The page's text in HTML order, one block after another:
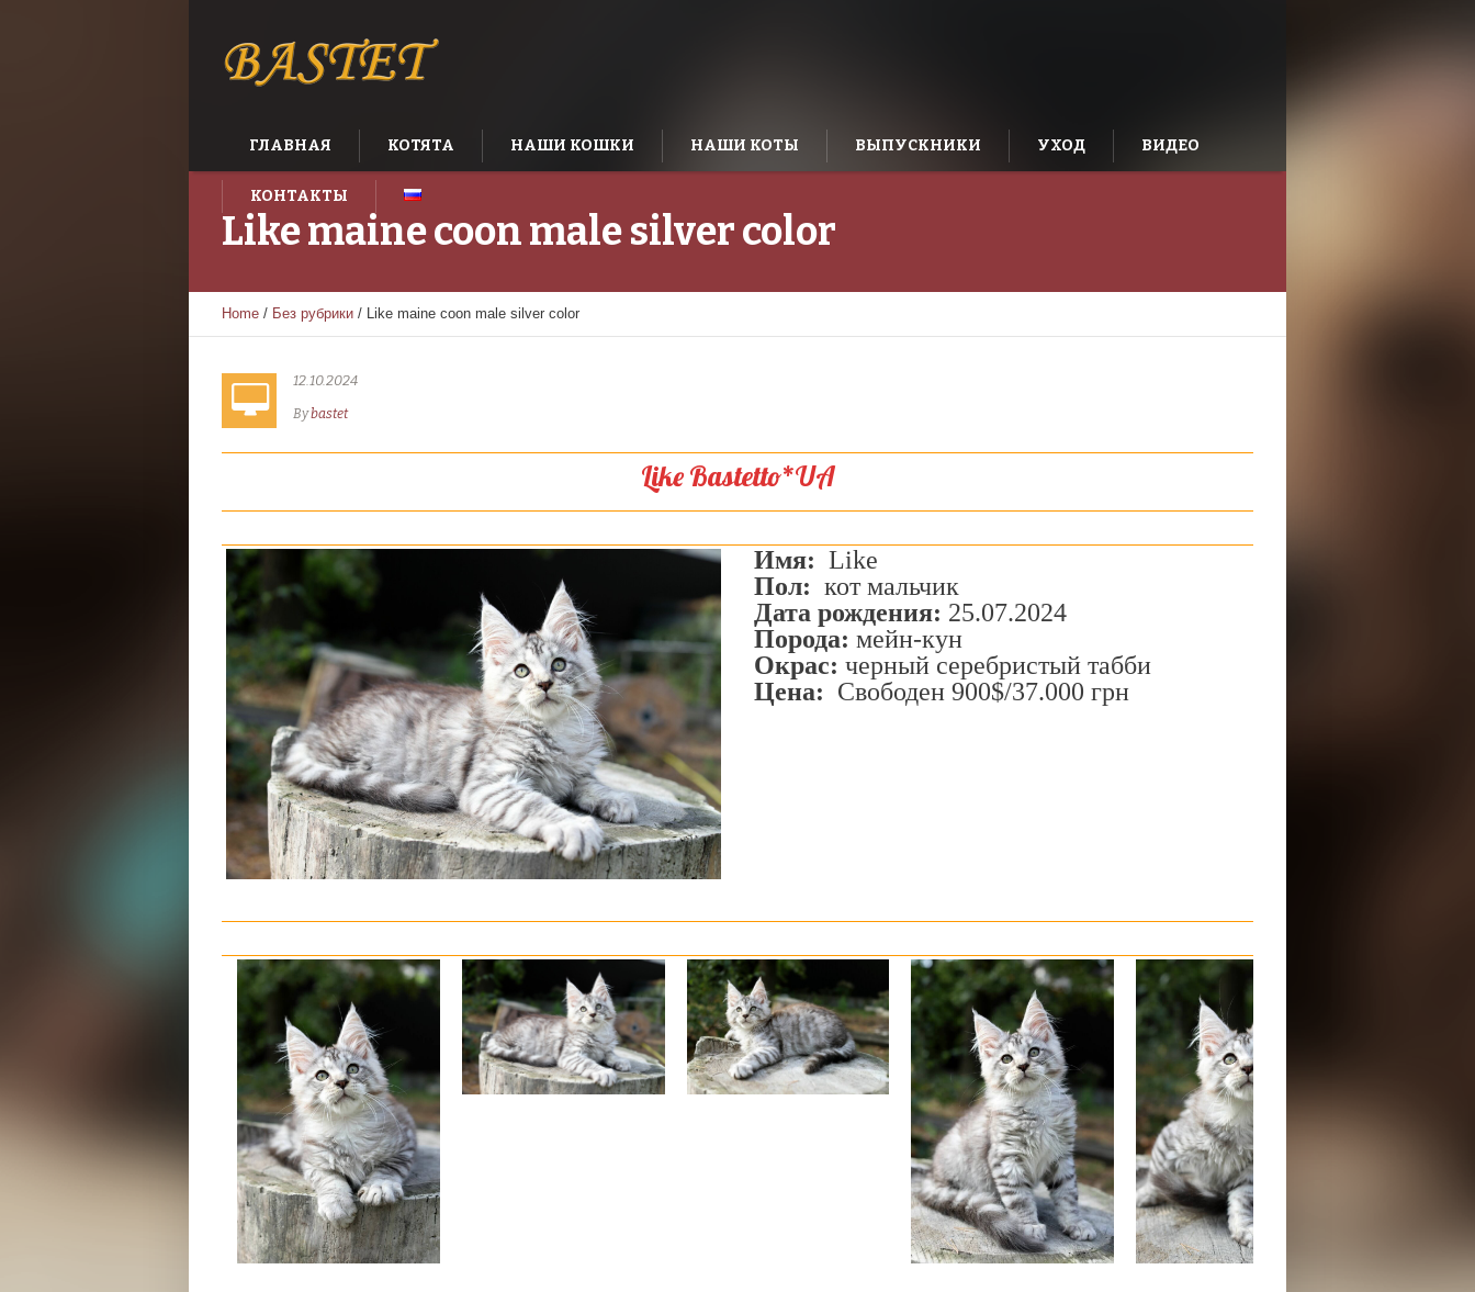
ГЛАВНАЯ КОТЯТА НАШИ КОШКИ НАШИ КОТЫ ВЫПУСКНИКИ УХОД ВИДЕО
КОНТАКТЫ
Like maine coon male silver color
Home / Без рубрики / Like maine coon male silver color
12.10.2024
Bybastet
Like Bastetto*UA
Имя: Like
Пол: кот мальчик
Дата рождения: 25.07.2024
Порода: мейн-кун
Окрас: черный серебристый табби
Цена: Свободен 900$/37.000 грн